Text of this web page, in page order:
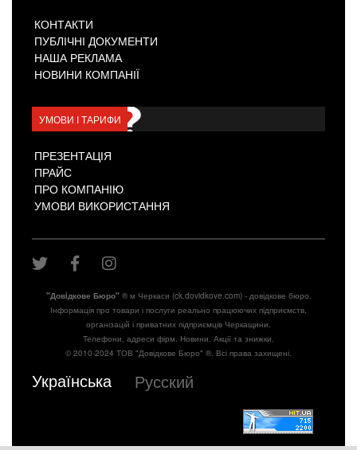
КОНТАКТИ
ПУБЛІЧНІ ДОКУМЕНТИ
НАША РЕКЛАМА
НОВИНИ КОМПАНІЇ
УМОВИ І ТАРИФИ
ПРЕЗЕНТАЦІЯ
ПРАЙС
ПРО КОМПАНІЮ
УМОВИ ВИКОРИСТАННЯ
"Довiдкове Бюро"® м Черкаси (ck.dovidkove.com) - довідкове бюро.
Інформація про товари і послуги реально працюючих підприємств,
організацій і приватних підприємців Черкащини.
Телефони, адреси фірм. Новини. Акції та знижки.
© 2010-2024 ТОВ "Довідкове Бюро" ®. Всі права захищені.
Українська Русский